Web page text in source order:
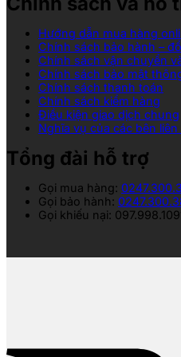
Hướng dẫn mua hàng
Chính sách bảo hành –
Chính sách vận chuyển
Chính sách bảo mật
Chính sách thanh toán
Chính sách kiểm hàng
Điều kiện giao dịch chung
Nghĩa vụ của các bên liên
Tổng đài hỗ trợ
Gọi mua hàng:
Gọi bảo hành:
Gọi khiếu nại: